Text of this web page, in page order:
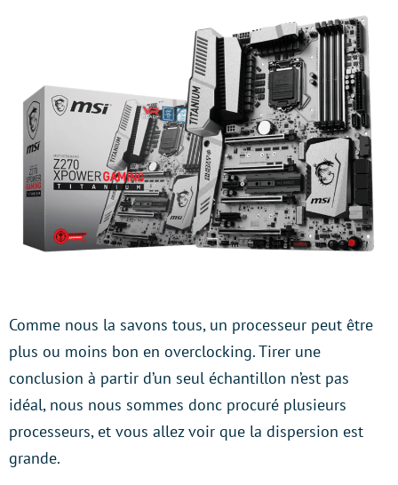
Comme nous la savons tous, un processeur peut être
plus ou moins bon en overclocking. Tirer une
conclusion à partir d’un seul échantillon n’est pas
idéal, nous nous sommes donc procuré plusieurs
processeurs, et vous allez voir que la dispersion est
grande.